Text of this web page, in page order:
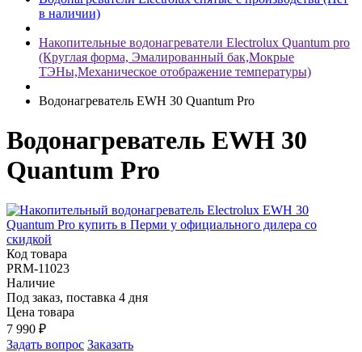
в наличии)
Накопительные водонагреватели Electrolux Quantum pro
(Круглая форма, Эмалированный бак,Мокрые
ТЭНы,Механическое отображение температуры)
Водонагреватель EWH 30 Quantum Pro
Водонагреватель EWH 30
Quantum Pro
Код товара
PRM-11023
Наличие
Под заказ, поставка 4 дня
Цена товара
7 990 ₽
Задать вопрос Заказать